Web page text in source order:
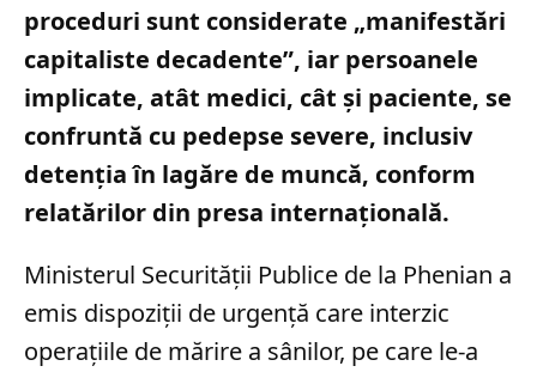
proceduri sunt considerate „manifestări
capitaliste decadente”, iar persoanele
implicate, atât medici, cât și paciente, se
confruntă cu pedepse severe, inclusiv
detenția în lagăre de muncă, conform
relatărilor din presa internațională.
Ministerul Securității Publice de la Phenian a
emis dispoziții de urgență care interzic
operațiile de mărire a sânilor, pe care le-a